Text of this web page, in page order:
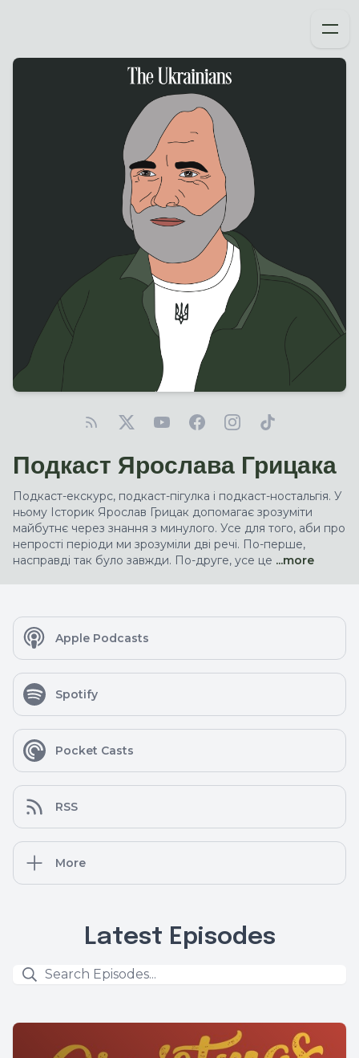
Подкаст Ярослава Грицака
Подкаст-екскурс, подкаст-пігулка і подкаст-ностальгія. У
ньому Історик Ярослав Грицак допомагає зрозуміти
майбутнє через знання з минулого. Усе для того, аби про
непрості періоди ми зрозуміли дві речі. По-перше,
насправді так було завжди. По-друге, усе це ...more
Apple Podcasts
Spotify
Pocket Casts
RSS
More
Latest Episodes